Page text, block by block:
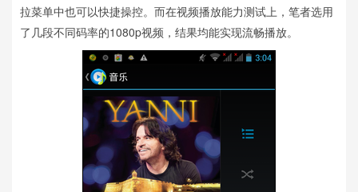
拉菜单中也可以快捷操控。而在视频播放能力测试上，笔者选用
了几段不同码率的1080p视频，结果均能实现流畅播放。